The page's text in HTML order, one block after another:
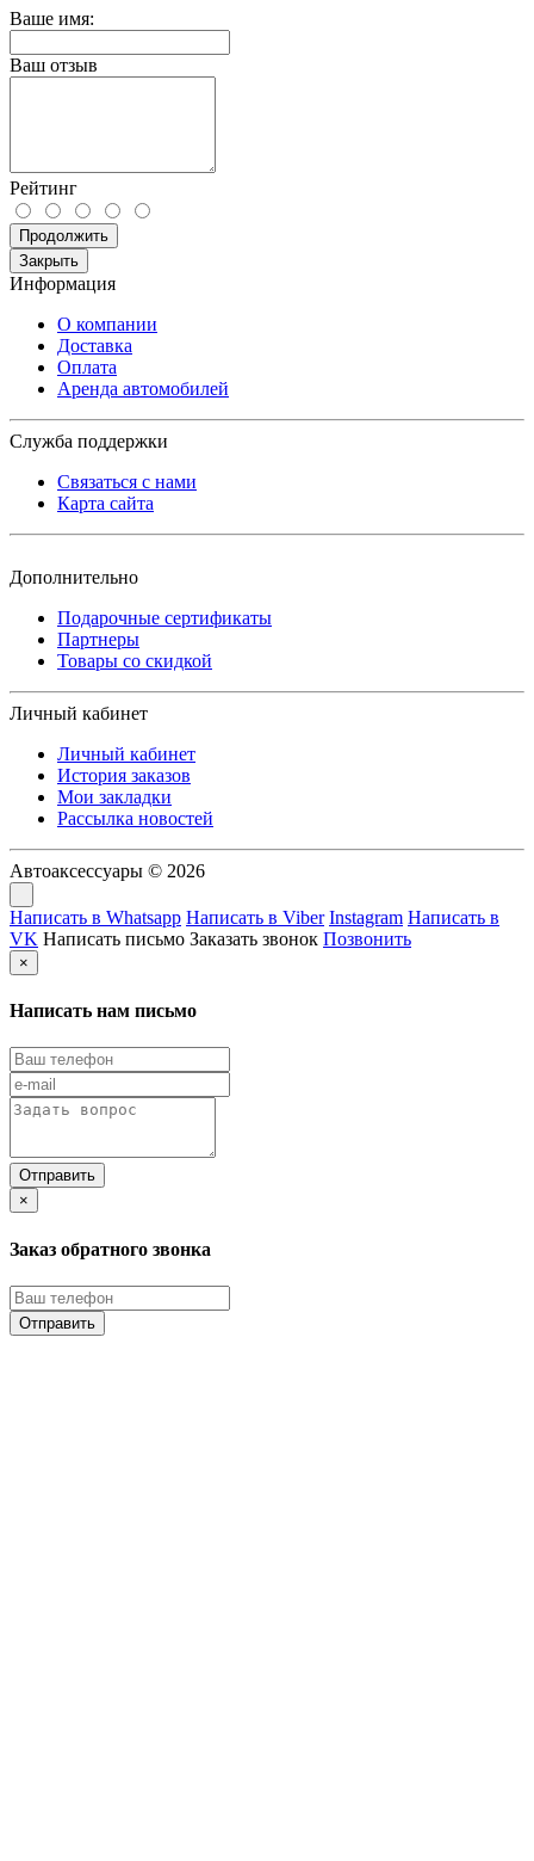
Ваше имя:
Ваш отзыв
Рейтинг
Продолжить
Закрыть
Информация
О компании
Доставка
Оплата
Аренда автомобилей
Служба поддержки
Связаться с нами
Карта сайта
Дополнительно
Подарочные сертификаты
Партнеры
Товары со скидкой
Личный кабинет
Личный кабинет
История заказов
Мои закладки
Рассылка новостей
Автоаксессуары © 2026
Написать в Whatsapp Написать в Viber Instagram Написать в
VK Написать письмо Заказать звонок Позвонить
×
Написать нам письмо
×
Заказ обратного звонка